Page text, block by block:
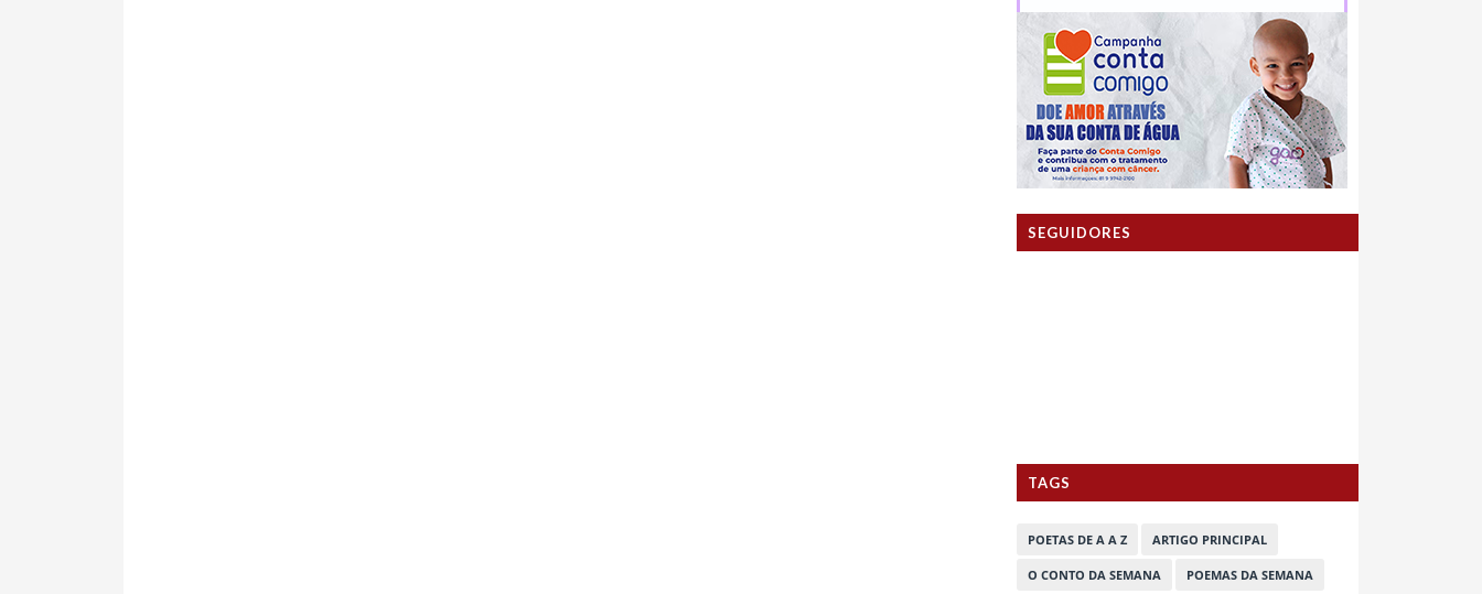
SEGUIDORES
TAGS
POETAS DE A A Z ARTIGO PRINCIPAL
O CONTO DA SEMANA POEMAS DA SEMANA